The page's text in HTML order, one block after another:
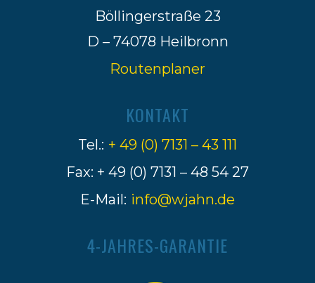
Böllingerstraße 23
D – 74078 Heilbronn
Routenplaner
KONTAKT
Tel.: + 49 (0) 7131 – 43 111
Fax: + 49 (0) 7131 – 48 54 27
E-Mail: info@wjahn.de
4-JAHRES-GARANTIE